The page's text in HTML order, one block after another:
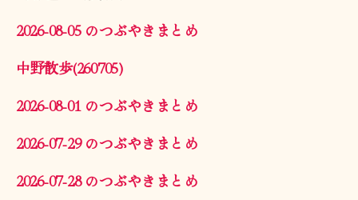
2026-08-05 のつぶやきまとめ
中野散歩(260705)
2026-08-01 のつぶやきまとめ
2026-07-29 のつぶやきまとめ
2026-07-28 のつぶやきまとめ